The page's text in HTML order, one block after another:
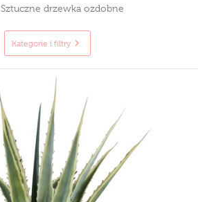
Sztuczne drzewka ozdobne
Kategorie i filtry